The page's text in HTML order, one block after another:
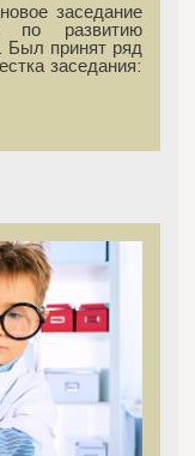
заседание
развитию
Был принят ряд
заседания: